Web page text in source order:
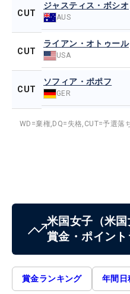
CUT
ジャスティス・ボシオ
AUS
CUT
ライアン・オトゥール
USA
CUT
ソフィア・ポポフ
GER
WD=棄権, DQ=失格, CUT=予選落
米国女子 （米
賞金・ポイン
賞金ランキング 年間日